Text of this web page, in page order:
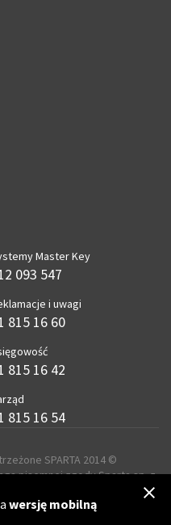
Master Key
093 547
i uwagi
815 16 60
815 16 42
815 16 54
SPARTA 2014 ©
pisemnej zgody Sparta sp. z
realizacja
wersję mobilną